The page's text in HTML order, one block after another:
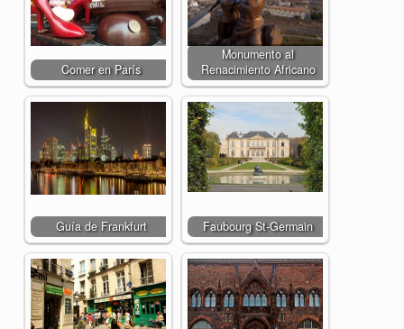
Comer en París
Monumento al
Renacimiento Africano
Guía de Frankfurt Faubourg St-Germain